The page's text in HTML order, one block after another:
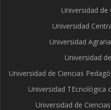
Universidad de
Universidad
Universidad
Universidad
Universidad de Ciencias
Universidad TEcnológica
Universidad de